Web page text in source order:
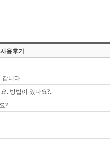
사용후기
갑니다.
. 방법이 있나요?..
?